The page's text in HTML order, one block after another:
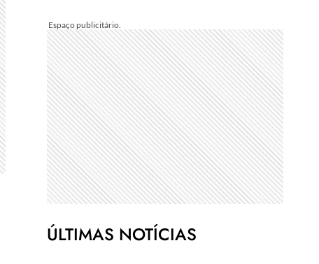
ÚLTIMAS NOTÍCIAS